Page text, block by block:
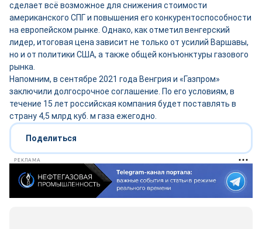
сделает всё возможное для снижения стоимости
американского СПГ и повышения его конкурентоспособности
на европейском рынке. Однако, как отметил венгерский
лидер, итоговая цена зависит не только от усилий Варшавы,
но и от политики США, а также общей конъюнктуры газового
рынка.
Напомним, в сентябре 2021 года Венгрия и «Газпром»
заключили долгосрочное соглашение. По его условиям, в
течение 15 лет российская компания будет поставлять в
страну 4,5 млрд куб. м газа ежегодно.
Поделиться
РЕКЛАМА